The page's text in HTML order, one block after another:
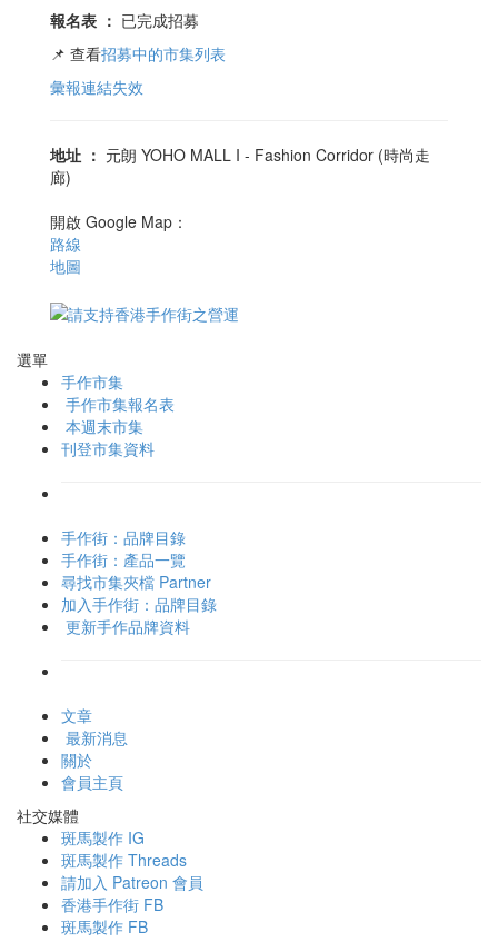
報名表 ： 已完成招募
📌 查看招募中的市集列表
彙報連結失效
地址 ： 元朗 YOHO MALL I - Fashion Corridor (時尚走
廊)
開啟 Google Map：
路線
地圖
選單
手作市集
手作市集報名表
本週末市集
刊登市集資料
手作街：品牌目錄
手作街：產品一覽
尋找市集夾檔 Partner
加入手作街：品牌目錄
更新手作品牌資料
文章
最新消息
關於
會員主頁
社交媒體
斑馬製作 IG
斑馬製作 Threads
請加入 Patreon 會員
香港手作街 FB
斑馬製作 FB